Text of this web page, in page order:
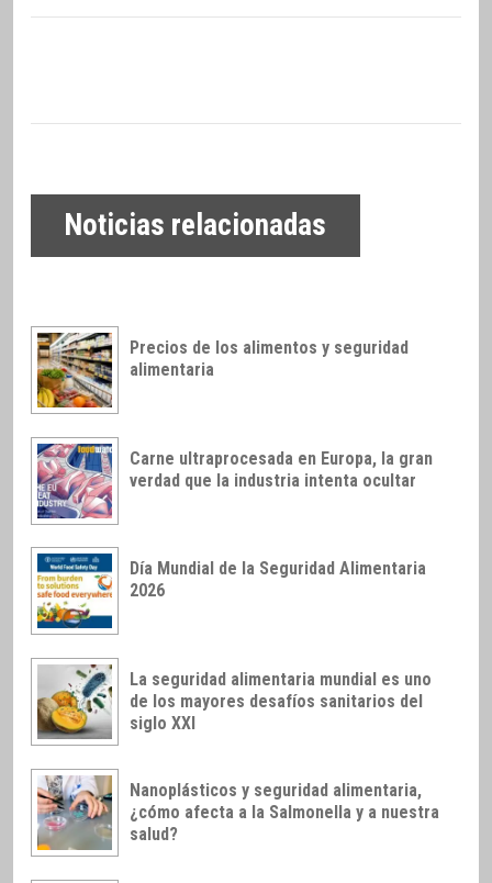
Noticias relacionadas
Precios de los alimentos y seguridad
alimentaria
Carne ultraprocesada en Europa, la gran
verdad que la industria intenta ocultar
Día Mundial de la Seguridad Alimentaria
2026
La seguridad alimentaria mundial es uno
de los mayores desafíos sanitarios del
siglo XXI
Nanoplásticos y seguridad alimentaria,
¿cómo afecta a la Salmonella y a nuestra
salud?